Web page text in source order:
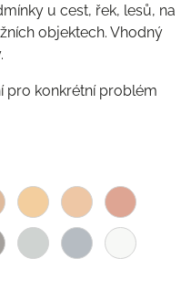
u cest, řek, lesů, na
objektech. Vhodný
pro konkrétní problém